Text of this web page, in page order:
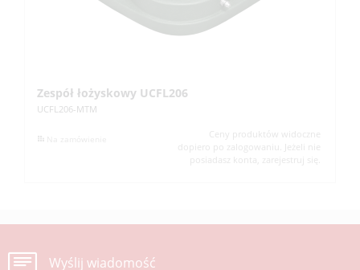
Zespół łożyskowy UCFL206
UCFL206-MTM
Ceny produktów widoczne
dopiero po zalogowaniu. Jeżeli nie
posiadasz konta, zarejestruj się.
Wyślij wiadomość